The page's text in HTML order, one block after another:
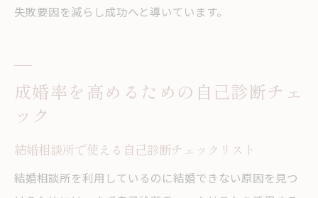
失敗要因を減らし成功へと導いています。
成婚率を高めるための自己診断チェ
ック
結婚相談所で使える自己診断チェックリスト
結婚相談所を利用しているのに結婚できない原因を見つ